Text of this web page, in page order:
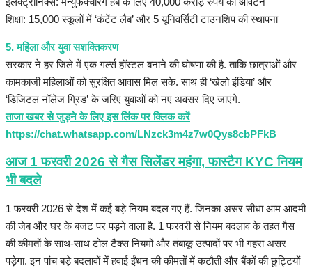
शिक्षा: 15,000 स्कूलों में ‘कंटेंट लैब’ और 5 यूनिवर्सिटी टाउनशिप की स्थापना
​5. महिला और युवा सशक्तिकरण
सरकार ने हर जिले में एक गर्ल्स हॉस्टल बनाने की घोषणा की है. ताकि छात्राओं और
कामकाजी महिलाओं को सुरक्षित आवास मिल सके. साथ ही ‘खेलो इंडिया’ और
‘डिजिटल नॉलेज ग्रिड’ के जरिए युवाओं को नए अवसर दिए जाएंगे.
ताजा खबर से जुड़ने के लिए इस लिंक पर क्लिक करें
https://chat.whatsapp.com/LNzck3m4z7w0Qys8cbPFkB
आज 1 फरवरी 2026 से गैस सिलेंडर महंगा, फास्टैग KYC नियम
भी बदले
1 फरवरी 2026 से देश में कई बड़े नियम बदल गए हैं. जिनका असर सीधा आम आदमी
की जेब और घर के बजट पर पड़ने वाला है. 1 फरवरी से नियम बदलाव के तहत गैस
की कीमतों के साथ-साथ टोल टैक्स नियमों और तंबाकू उत्पादों पर भी गहरा असर
पड़ेगा. इन पांच बड़े बदलावों में हवाई ईंधन की कीमतों में कटौती और बैंकों की छुट्टियों